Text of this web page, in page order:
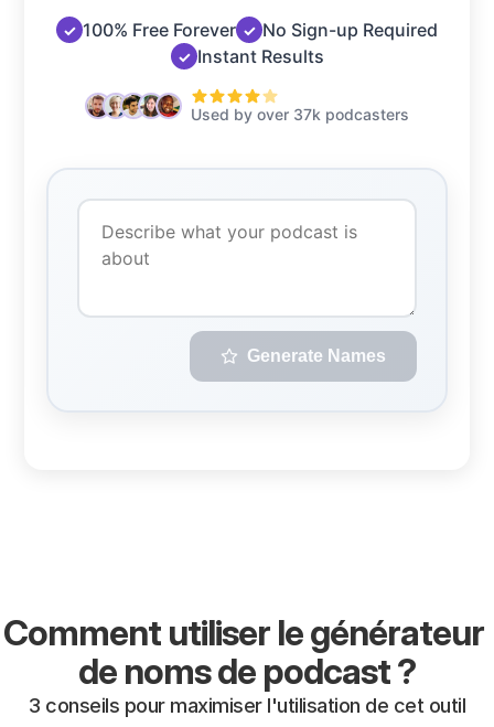
✓ 100% Free Forever ✓ No Sign-up Required
✓ Instant Results
Used by over 37k podcasters
Generate Names
Comment utiliser le générateur
de noms de podcast ?
3 conseils pour maximiser l'utilisation de cet outil